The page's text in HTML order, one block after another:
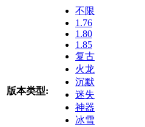
版本类型:
不限
1.76
1.80
1.85
复古
火龙
沉默
迷失
神器
冰雪